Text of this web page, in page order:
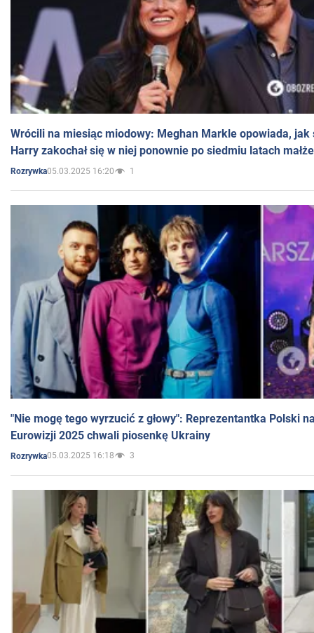
Wrócili na miesiąc miodowy: Meghan Markle opowiada, jak
Harry zakochał się w niej ponownie po siedmiu latach
Rozrywka05.03.2025 16:20 1
"Nie mogę tego wyrzucić z głowy": Reprezentantka Polski
Eurowizji 2025 chwali piosenkę Ukrainy
Rozrywka05.03.2025 16:18 3